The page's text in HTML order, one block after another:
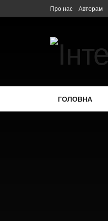
Про нас Авторам
ГОЛОВНА